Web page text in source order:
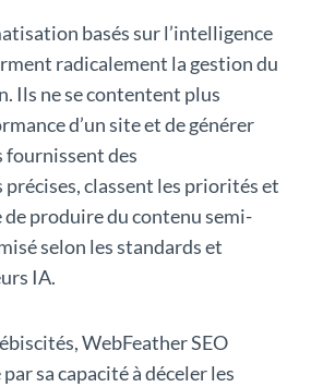
basés sur l’intelligence
radicalement la gestion du
Ils ne se contentent plus
d’un site et de générer
fournissent des
classent les priorités et
produire du contenu semi-
selon les standards et
IA.
WebFeather SEO
sa capacité à déceler les